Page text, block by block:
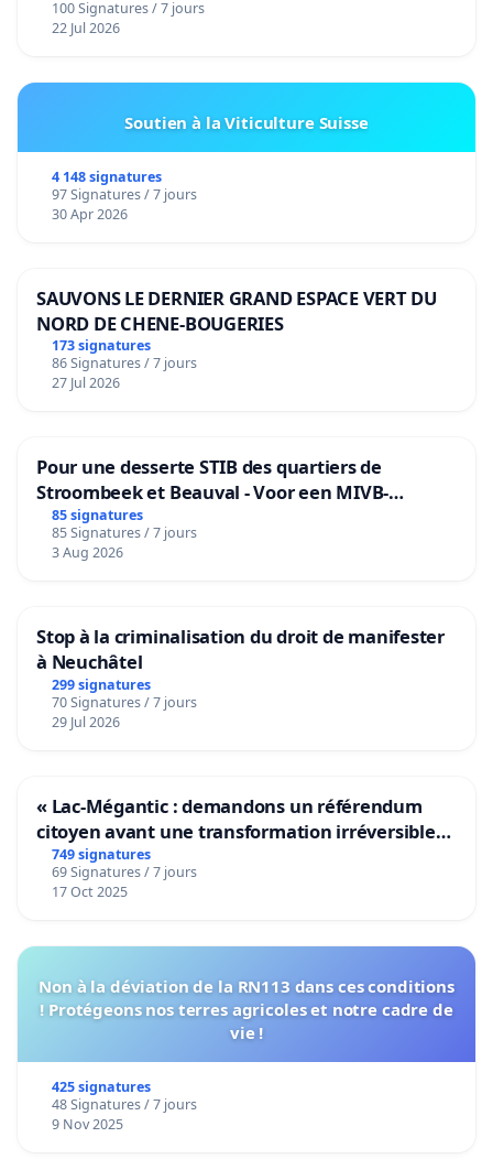
100 Signatures / 7 jours
22 Jul 2026
Soutien à la Viticulture Suisse
4 148 signatures
97 Signatures / 7 jours
30 Apr 2026
SAUVONS LE DERNIER GRAND ESPACE VERT DU
NORD DE CHENE-BOUGERIES
173 signatures
86 Signatures / 7 jours
27 Jul 2026
Pour une desserte STIB des quartiers de
Stroombeek et Beauval - Voor een MIVB-
bediening van de wijken Strombeek en Het
Voor
85 signatures
85 Signatures / 7 jours
3 Aug 2026
Stop à la criminalisation du droit de manifester
à Neuchâtel
299 signatures
70 Signatures / 7 jours
29 Jul 2026
« Lac-Mégantic : demandons un référendum
citoyen avant une transformation irréversible
de notre territoire »
749 signatures
69 Signatures / 7 jours
17 Oct 2025
Non à la déviation de la RN113 dans ces conditions
! Protégeons nos terres agricoles et notre cadre de
vie !
425 signatures
48 Signatures / 7 jours
9 Nov 2025